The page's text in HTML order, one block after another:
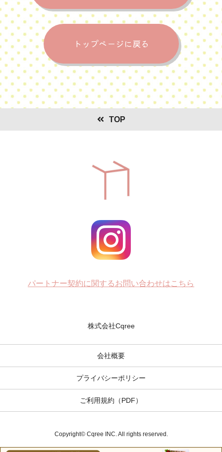
トップページに戻る
TOP
パートナー契約に関するお問い合わせはこちら
株式会社Cqree
会社概要
プライバシーポリシー
ご利用規約（PDF）
Copyright© Cqree INC. All rights reserved.